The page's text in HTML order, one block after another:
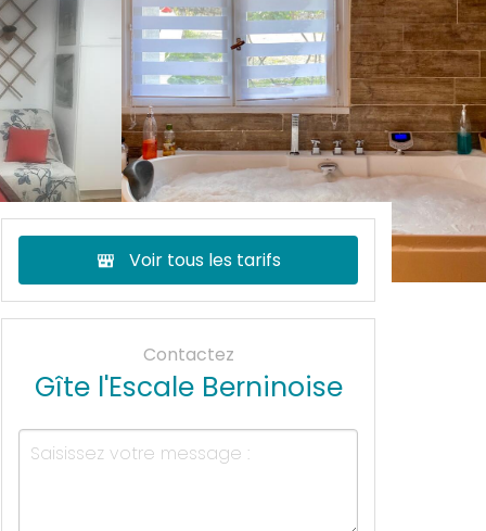
Voir tous les tarifs
Contactez
Gîte l'Escale Berninoise